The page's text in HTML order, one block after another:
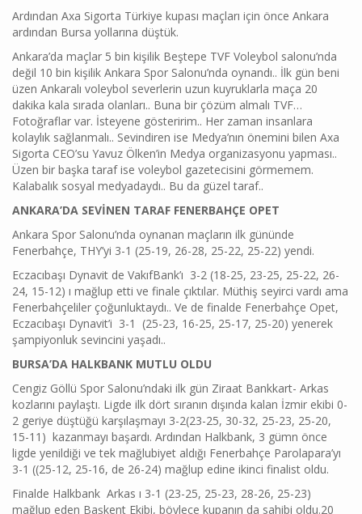
Ardından Axa Sigorta Türkiye kupası maçları için önce Ankara
ardından Bursa yollarına düştük.
Ankara’da maçlar 5 bin kişilik Beştepe TVF Voleybol salonu’nda
değil 10 bin kişilik Ankara Spor Salonu’nda oynandı.. İlk gün beni
üzen Ankaralı voleybol severlerin uzun kuyruklarla maça 20
dakika kala sırada olanları.. Buna bir çözüm almalı TVF…
Fotoğraflar var. İsteyene gösteririm.. Her zaman insanlara
kolaylık sağlanmalı.. Sevindiren ise Medya’nın önemini bilen Axa
Sigorta CEO’su Yavuz Ölken’in Medya organizasyonu yapması..
Üzen bir başka taraf ise voleybol gazetecisini görmemem.
Kalabalık sosyal medyadaydı.. Bu da güzel taraf..
ANKARA’DA SEVİNEN TARAF FENERBAHÇE OPET
Ankara Spor Salonu’nda oynanan maçların ilk gününde
Fenerbahçe, THY’yi 3-1 (25-19, 26-28, 25-22, 25-22) yendi.
Eczacıbaşı Dynavit de VakıfBank’ı 3-2 (18-25, 23-25, 25-22, 26-
24, 15-12) ı mağlup etti ve finale çıktılar. Müthiş seyirci vardı ama
Fenerbahçeliler çoğunluktaydı.. Ve de finalde Fenerbahçe Opet,
Eczacıbaşı Dynavit’i 3-1 (25-23, 16-25, 25-17, 25-20) yenerek
şampiyonluk sevincini yaşadı..
BURSA’DA HALKBANK MUTLU OLDU
Cengiz Göllü Spor Salonu’ndaki ilk gün Ziraat Bankkart- Arkas
kozlarını paylaştı. Ligde ilk dört sıranın dışında kalan İzmir ekibi 0-
2 geriye düştüğü karşılaşmayı 3-2(23-25, 30-32, 25-23, 25-20,
15-11) kazanmayı başardı. Ardından Halkbank, 3 gümn önce
ligde yenildiği ve tek mağlubiyet aldığı Fenerbahçe Parolapara’yı
3-1 ((25-12, 25-16, de 26-24) mağlup edine ikinci finalist oldu.
Finalde Halkbank Arkas ı 3-1 (23-25, 25-23, 28-26, 25-23)
mağlup eden Başkent Ekibi, böylece kupanın da sahibi oldu.20